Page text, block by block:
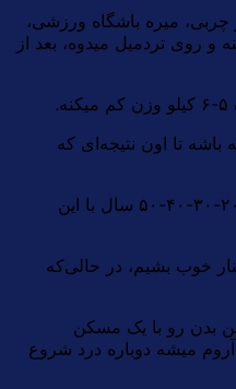
کیلویی پر از چربی، میره باشگاه ورزشی،
و روی تردمیل میدوه، بعد از
باشه تا اون نتیجه‌ای که
در مورد باورهای ما هم همینه. ما ۲۰-۳۰-۴۰-۵۰ سال با این
خوب بشیم، در حالی‌که
بدن رو با یک مسکن
میشه دوباره درد شروع